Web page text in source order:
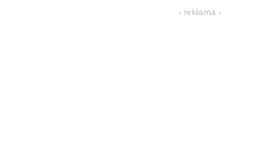
- reklama -